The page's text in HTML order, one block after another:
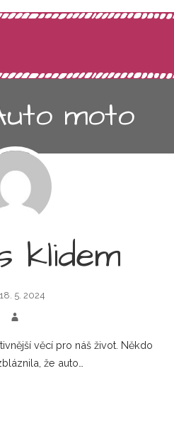
moto
klidem
18. 5. 2024
věcí pro náš život. Někdo
že auto…